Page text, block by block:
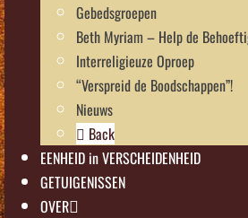
Gebedsgroepen
Beth Myriam – Help de
Interreligieuze Oproep
“Verspreid de Boodschappen”!
Nieuws
Back
EENHEID in VERSCHEIDENHEID
GETUIGENISSEN
OVER